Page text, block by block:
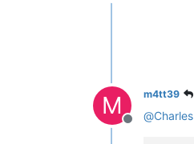
M
Offline
m4tt39
@Charles